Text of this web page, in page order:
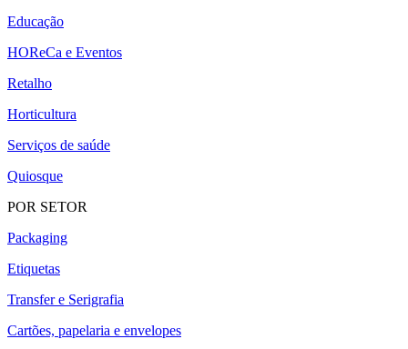
Educação
HOReCa e Eventos
Retalho
Horticultura
Serviços de saúde
Quiosque
POR SETOR
Packaging
Etiquetas
Transfer e Serigrafia
Cartões, papelaria e envelopes